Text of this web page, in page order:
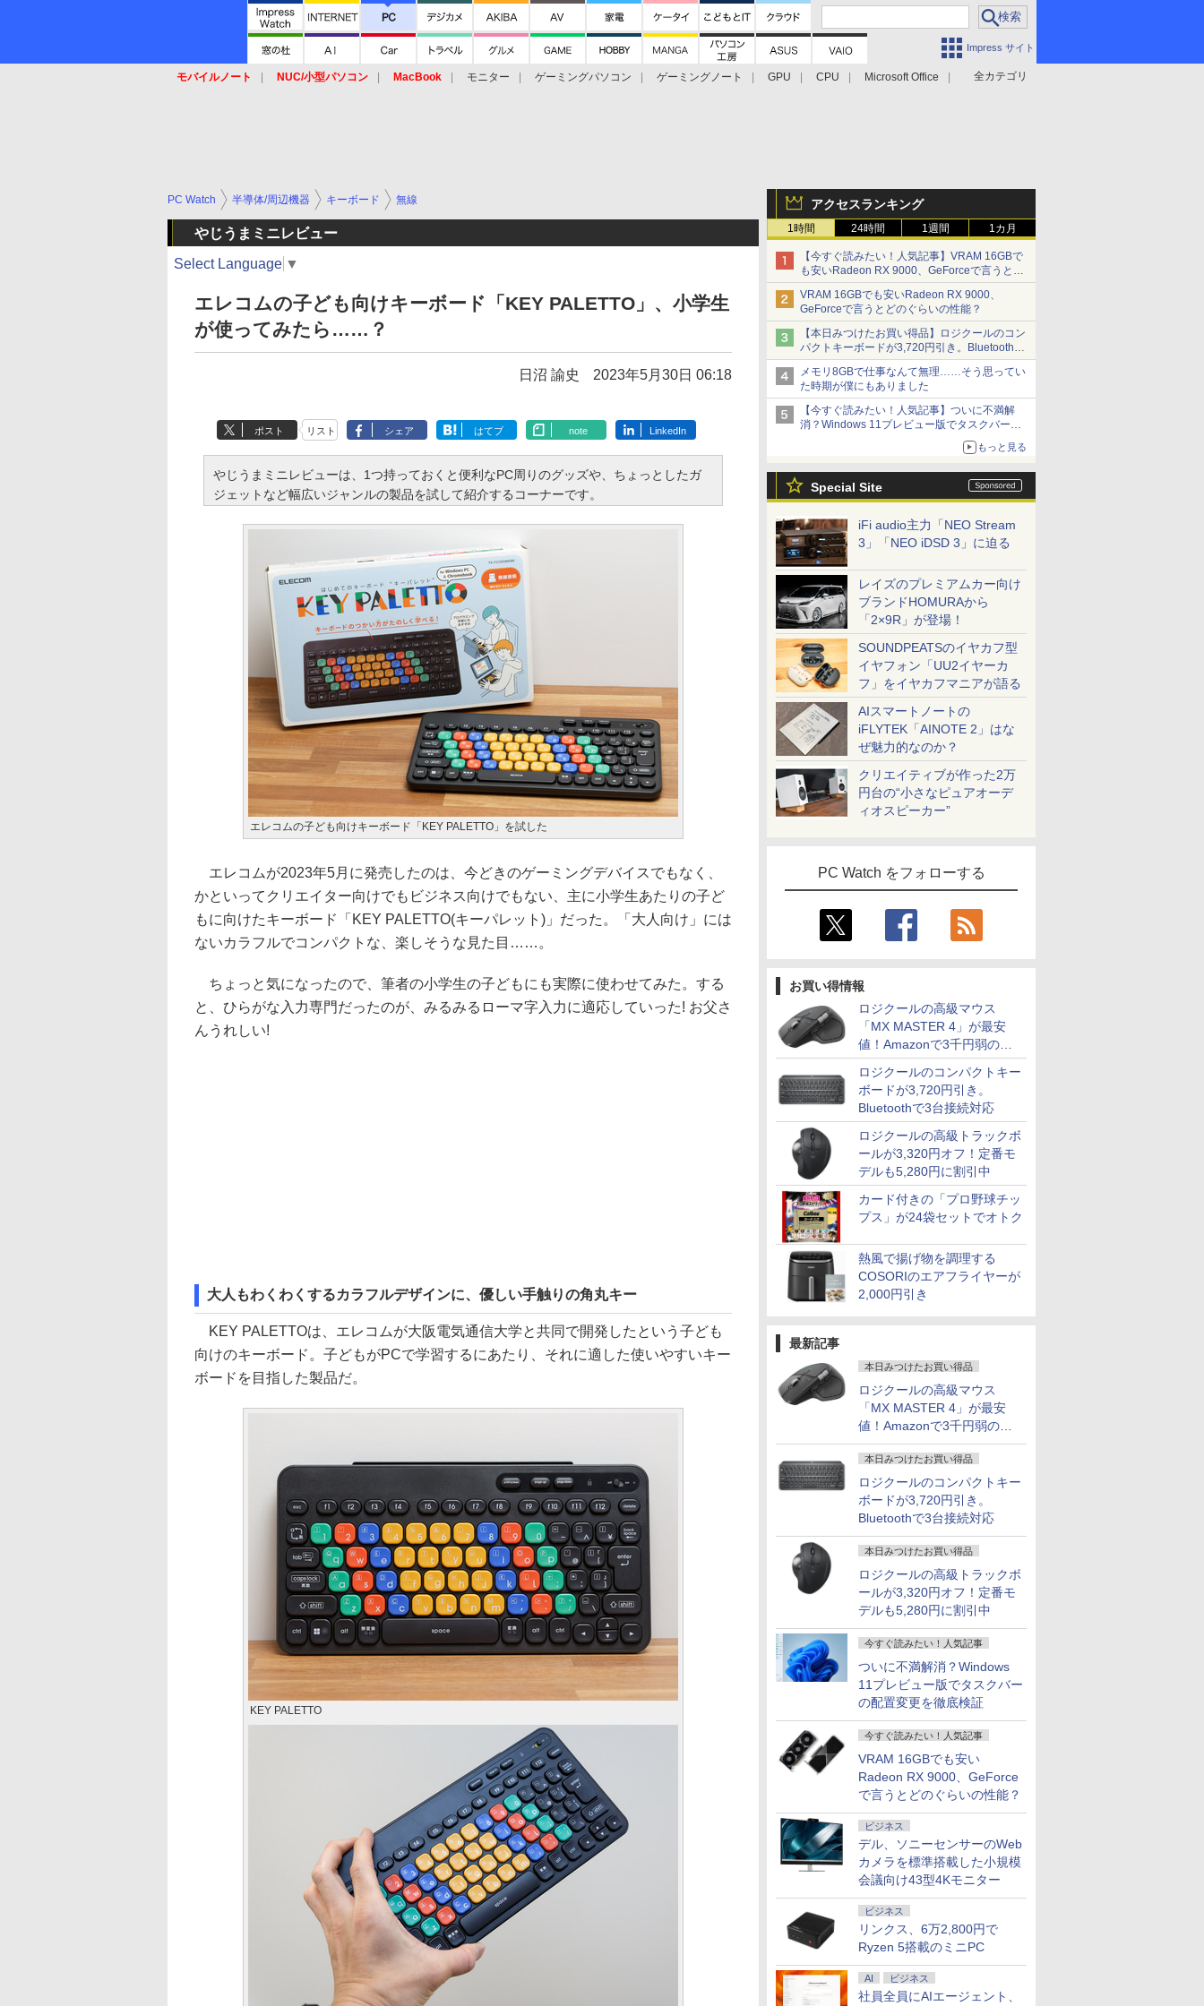
Impress サイト
全カテゴリ
モバイルノート NUC/小型パソコン MacBook モニター ゲーミングパソコン ゲーミングノート GPU CPU
Microsoft Office
アクセスランキング
1時間 24時間 1週間 1カ月
【今すぐ読みたい！人気記事】VRAM 16GBで
も安いRadeon RX 9000、GeForceで言うとど
のぐらいの性能？ - PC Watch
VRAM 16GBでも安いRadeon RX 9000、
GeForceで言うとどのぐらいの性能？
【本日みつけたお買い得品】ロジクールのコン
パクトキーボードが3,720円引き。Bluetoothで3
台接続対応
メモリ8GBで仕事なんて無理……そう思ってい
た時期が僕にもありました
【今すぐ読みたい！人気記事】ついに不満解
消？Windows 11プレビュー版でタスクバーの
もっと見る
Special Site
iFi audio主力「NEO Stream
3」「NEO iDSD 3」に迫る
レイズのプレミアムカー向け
ブランドHOMURAから
「2×9R」が登場！
SOUNDPEATSのイヤカフ型
イヤフォン「UU2イヤーカ
フ」をイヤカフマニアが語る
AIスマートノートの
iFLYTEK「AINOTE 2」はな
ぜ魅力的なのか？
クリエイティブが作った2万
円台の“小さなピュアオーデ
ィオスピーカー”
PC Watch をフォローする
お買い得情報
ロジクールの高級マウス
「MX MASTER 4」が最安
値！Amazonで3千円弱の割
引
ロジクールのコンパクトキー
ボードが3,720円引き。
Bluetoothで3台接続対応
ロジクールの高級トラックボ
ールが3,320円オフ！定番モ
デルも5,280円に割引中
カード付きの「プロ野球チッ
プス」が24袋セットでオトク
熱風で揚げ物を調理する
COSORIのエアフライヤーが
2,000円引き
最新記事
本日みつけたお買い得品
ロジクールの高級マウス
「MX MASTER 4」が最安
値！Amazonで3千円弱の割
引
本日みつけたお買い得品
ロジクールのコンパクトキー
ボードが3,720円引き。
Bluetoothで3台接続対応
本日みつけたお買い得品
ロジクールの高級トラックボ
ールが3,320円オフ！定番モ
デルも5,280円に割引中
今すぐ読みたい！人気記事
ついに不満解消？Windows
11プレビュー版でタスクバー
の配置変更を徹底検証
今すぐ読みたい！人気記事
VRAM 16GBでも安い
Radeon RX 9000、GeForce
で言うとどのぐらいの性能？
ビジネス
デル、ソニーセンサーのWeb
カメラを標準搭載した小規模
会議向け43型4Kモニター
ビジネス
リンクス、6万2,800円で
Ryzen 5搭載のミニPC
AI ビジネス
社員全員にAIエージェント、
PC Watch 半導体/周辺機器 キーボード 無線
やじうまミニレビュー
Select Language ▼
エレコムの子ども向けキーボード「KEY PALETTO」、小学生
が使ってみたら……？
日沼 諭史 2023年5月30日 06:18
ポスト リスト シェア はてブ note LinkedIn
やじうまミニレビューは、1つ持っておくと便利なPC周りのグッズや、ちょっとしたガ
ジェットなど幅広いジャンルの製品を試して紹介するコーナーです。
エレコムの子ども向けキーボード「KEY PALETTO」を試した
エレコムが2023年5月に発売したのは、今どきのゲーミングデバイスでもなく、
かといってクリエイター向けでもビジネス向けでもない、主に小学生あたりの子ど
もに向けたキーボード「KEY PALETTO(キーパレット)」だった。「大人向け」には
ないカラフルでコンパクトな、楽しそうな見た目……。
ちょっと気になったので、筆者の小学生の子どもにも実際に使わせてみた。する
と、ひらがな入力専門だったのが、みるみるローマ字入力に適応していった! お父さ
んうれしい!
大人もわくわくするカラフルデザインに、優しい手触りの角丸キー
KEY PALETTOは、エレコムが大阪電気通信大学と共同で開発したという子ども
向けのキーボード。子どもがPCで学習するにあたり、それに適した使いやすいキー
ボードを目指した製品だ。
KEY PALETTO